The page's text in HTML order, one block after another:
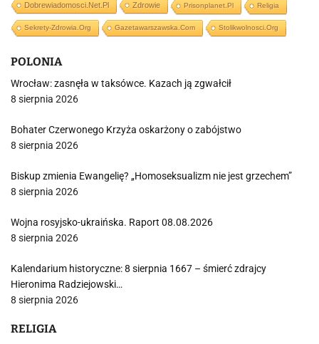
Dobrewiadomosci.net.pl Zdrowie Prisonplanet.pl Religia
Sekrety-Zdrowia.org Gazetawarszawska.com Stolikwolnosci.org
POLONIA
Wrocław: zasnęła w taksówce. Kazach ją zgwałcił
8 sierpnia 2026
Bohater Czerwonego Krzyża oskarżony o zabójstwo
8 sierpnia 2026
Biskup zmienia Ewangelię? „Homoseksualizm nie jest grzechem”
8 sierpnia 2026
Wojna rosyjsko-ukraińska. Raport 08.08.2026
8 sierpnia 2026
Kalendarium historyczne: 8 sierpnia 1667 – śmierć zdrajcy
Hieronima Radziejowski…
8 sierpnia 2026
RELIGIA